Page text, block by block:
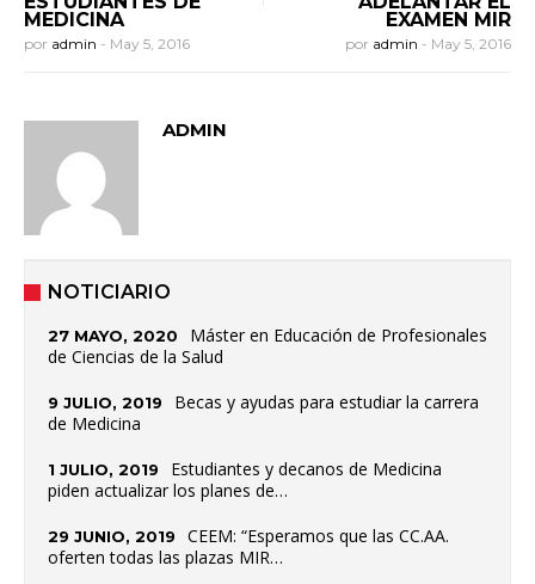
MEDICINA
por admin - May 5, 2016
EXAMEN MIR
por admin - May 5, 2016
ADMIN
NOTICIARIO
27 MAYO, 2020
Máster en Educación de Profesionales
de Ciencias de la Salud
9 JULIO, 2019
Becas y ayudas para estudiar la carrera
de Medicina
1 JULIO, 2019
Estudiantes y decanos de Medicina
piden actualizar los planes de…
29 JUNIO, 2019
CEEM: “Esperamos que las CC.AA.
oferten todas las plazas MIR…